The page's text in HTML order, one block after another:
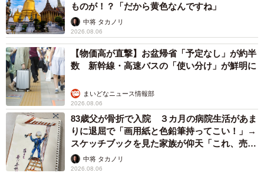
ものが！？「だから黄色なんですね」
中将 タカノリ
2026.08.06
【物価高が直撃】お盆帰省「予定なし」が約半
数 新幹線・高速バスの「使い分け」が鮮明に
まいどなニュース情報部
2026.08.06
83歳父が骨折で入院 ３カ月の病院生活があま
りに退屈で「画用紙と色鉛筆持ってこい！」→
スケッチブックを見た家族が仰天「これ、売れ
ますよ…」
中将 タカノリ
2026.08.06